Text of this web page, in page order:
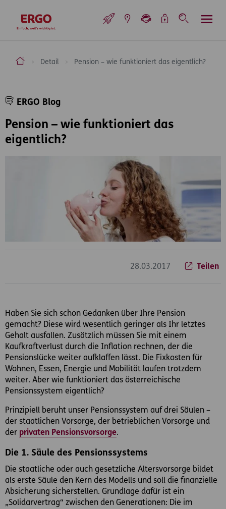
zur Startseite
ERGO Versicherung Aktiengesellschaft
Detail Pension – wie funktioniert das eigentlich?
Pension – wie funktioniert das
eigentlich?
ERGO Blog
28.03.2017 Teilen
Haben Sie sich schon Gedanken über Ihre Pension
gemacht? Diese wird wesentlich geringer als Ihr letztes
Gehalt ausfallen. Zusätzlich müssen Sie mit einem
Kaufkraftverlust durch die Inflation rechnen, der die
Pensionslücke weiter aufklaffen lässt. Die Fixkosten für
Wohnen, Essen, Energie und Mobilität laufen trotzdem
weiter. Aber wie funktioniert das österreichische
Pensionssystem eigentlich?
Prinzipiell beruht unser Pensionssystem auf drei Säulen –
der staatlichen Vorsorge, der betrieblichen Vorsorge und
der privaten Pensionsvorsorge.
Die 1. Säule des Pensionssystems
Die staatliche oder auch gesetzliche Altersvorsorge bildet
als erste Säule den Kern des Modells und soll die finanzielle
Absicherung sicherstellen. Grundlage dafür ist ein
„Solidarvertrag“ zwischen den Generationen: Die im